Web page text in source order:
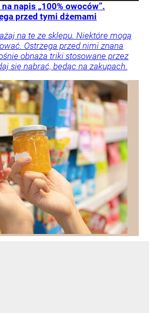
napis „100% owoców”.
przed tymi dżemami
na te ze sklepu. Niektóre mogą
Ostrzega przed nimi znana
obnaża triki stosowane przez
się nabrać, będąc na zakupach.